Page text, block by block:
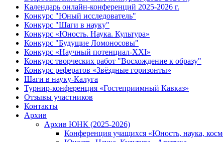
Календарь онлайн-конференций 2025-2026 г.
Конкурс "Юный исследователь"
Конкурс "Шаги в науку"
Конкурс «Юность. Наука. Культура»
Конкурс "Будущие Ломоносовы"
Конкурс «Научный потенциал-XXI»
Конкурс творческих работ "Восхождение к образу"
Конкурс рефератов «Звёздные горизонты»
Шаги в науку-Калуга
Турнир-конференция «Гостеприимный Кавказ»
Отзывы участников
Контакты
Архив
Архив ЮНК (2025-2026)
Конференция учащихся «Юность, наука,